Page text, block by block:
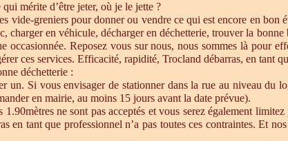
mérite d’être jeter, où je le jette ?
vide-greniers pour donner ou vendre ce qui est encore en bon
en véhicule, décharger en déchetterie, trouver la
Reposez vous sur nous, nous sommes là pour
ces services. Efficacité, rapidité, Trocland débarras, en tant
déchetterie :
Si vous envisager de stationner dans la rue au niveau du
en mairie, au moins 15 jours avant la date prévue).
ne sont pas acceptés et vous serez également
tant que professionnel n’a pas toutes ces contraintes. Et